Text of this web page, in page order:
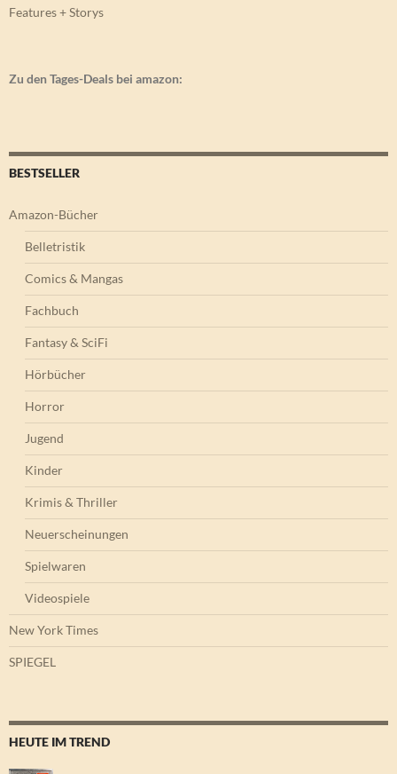
Features + Storys
Zu den Tages-Deals bei amazon:
BESTSELLER
Amazon-Bücher
Belletristik
Comics & Mangas
Fachbuch
Fantasy & SciFi
Hörbücher
Horror
Jugend
Kinder
Krimis & Thriller
Neuerscheinungen
Spielwaren
Videospiele
New York Times
SPIEGEL
HEUTE IM TREND